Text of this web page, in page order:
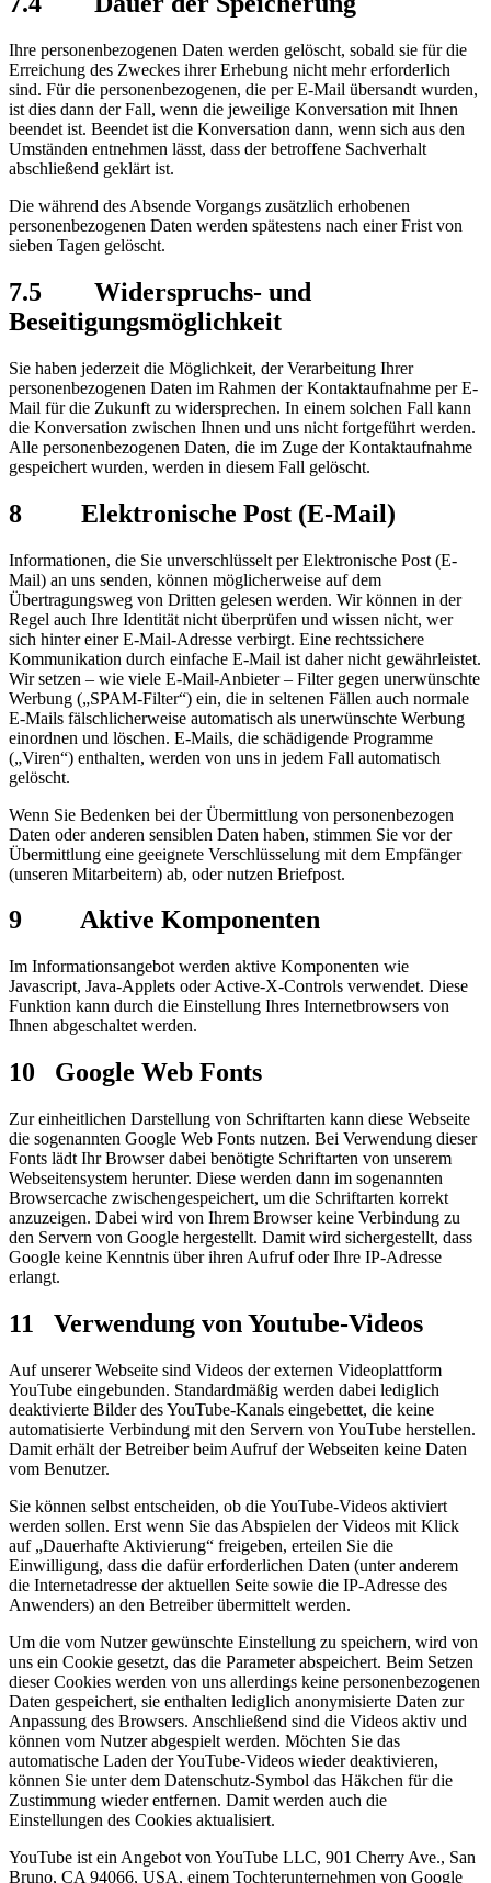
Ihre personenbezogenen Daten werden gelöscht, sobald sie für die
Erreichung des Zweckes ihrer Erhebung nicht mehr erforderlich
sind. Für die personenbezogenen, die per E-Mail übersandt wurden,
ist dies dann der Fall, wenn die jeweilige Konversation mit Ihnen
beendet ist. Beendet ist die Konversation dann, wenn sich aus den
Umständen entnehmen lässt, dass der betroffene Sachverhalt
abschließend geklärt ist.
Die während des Absende Vorgangs zusätzlich erhobenen
personenbezogenen Daten werden spätestens nach einer Frist von
sieben Tagen gelöscht.
7.5 Widerspruchs- und
Beseitigungsmöglichkeit
Sie haben jederzeit die Möglichkeit, der Verarbeitung Ihrer
personenbezogenen Daten im Rahmen der Kontaktaufnahme per E-
Mail für die Zukunft zu widersprechen. In einem solchen Fall kann
die Konversation zwischen Ihnen und uns nicht fortgeführt werden.
Alle personenbezogenen Daten, die im Zuge der Kontaktaufnahme
gespeichert wurden, werden in diesem Fall gelöscht.
8 Elektronische Post (E-Mail)
Informationen, die Sie unverschlüsselt per Elektronische Post (E-
Mail) an uns senden, können möglicherweise auf dem
Übertragungsweg von Dritten gelesen werden. Wir können in der
Regel auch Ihre Identität nicht überprüfen und wissen nicht, wer
sich hinter einer E-Mail-Adresse verbirgt. Eine rechtssichere
Kommunikation durch einfache E-Mail ist daher nicht gewährleistet.
Wir setzen – wie viele E-Mail-Anbieter – Filter gegen unerwünschte
Werbung („SPAM-Filter“) ein, die in seltenen Fällen auch normale
E-Mails fälschlicherweise automatisch als unerwünschte Werbung
einordnen und löschen. E-Mails, die schädigende Programme
(„Viren“) enthalten, werden von uns in jedem Fall automatisch
gelöscht.
Wenn Sie Bedenken bei der Übermittlung von personenbezogen
Daten oder anderen sensiblen Daten haben, stimmen Sie vor der
Übermittlung eine geeignete Verschlüsselung mit dem Empfänger
(unseren Mitarbeitern) ab, oder nutzen Briefpost.
9 Aktive Komponenten
Im Informationsangebot werden aktive Komponenten wie
Javascript, Java-Applets oder Active-X-Controls verwendet. Diese
Funktion kann durch die Einstellung Ihres Internetbrowsers von
Ihnen abgeschaltet werden.
10 Google Web Fonts
Zur einheitlichen Darstellung von Schriftarten kann diese Webseite
die sogenannten Google Web Fonts nutzen. Bei Verwendung dieser
Fonts lädt Ihr Browser dabei benötigte Schriftarten von unserem
Webseitensystem herunter. Diese werden dann im sogenannten
Browsercache zwischengespeichert, um die Schriftarten korrekt
anzuzeigen. Dabei wird von Ihrem Browser keine Verbindung zu
den Servern von Google hergestellt. Damit wird sichergestellt, dass
Google keine Kenntnis über ihren Aufruf oder Ihre IP-Adresse
erlangt.
11 Verwendung von Youtube-Videos
Auf unserer Webseite sind Videos der externen Videoplattform
YouTube eingebunden. Standardmäßig werden dabei lediglich
deaktivierte Bilder des YouTube-Kanals eingebettet, die keine
automatisierte Verbindung mit den Servern von YouTube herstellen.
Damit erhält der Betreiber beim Aufruf der Webseiten keine Daten
vom Benutzer.
Sie können selbst entscheiden, ob die YouTube-Videos aktiviert
werden sollen. Erst wenn Sie das Abspielen der Videos mit Klick
auf „Dauerhafte Aktivierung“ freigeben, erteilen Sie die
Einwilligung, dass die dafür erforderlichen Daten (unter anderem
die Internetadresse der aktuellen Seite sowie die IP-Adresse des
Anwenders) an den Betreiber übermittelt werden.
Um die vom Nutzer gewünschte Einstellung zu speichern, wird von
uns ein Cookie gesetzt, das die Parameter abspeichert. Beim Setzen
dieser Cookies werden von uns allerdings keine personenbezogenen
Daten gespeichert, sie enthalten lediglich anonymisierte Daten zur
Anpassung des Browsers. Anschließend sind die Videos aktiv und
können vom Nutzer abgespielt werden. Möchten Sie das
automatische Laden der YouTube-Videos wieder deaktivieren,
können Sie unter dem Datenschutz-Symbol das Häkchen für die
Zustimmung wieder entfernen. Damit werden auch die
Einstellungen des Cookies aktualisiert.
YouTube ist ein Angebot von YouTube LLC, 901 Cherry Ave., San
Bruno, CA 94066, USA, einem Tochterunternehmen von Google